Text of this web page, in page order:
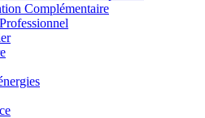
Complémentaire